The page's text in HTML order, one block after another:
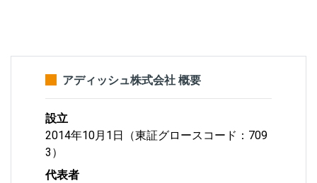
アディッシュ株式会社 概要
設立
2014年10月1日（東証グロースコード：709
3）
代表者